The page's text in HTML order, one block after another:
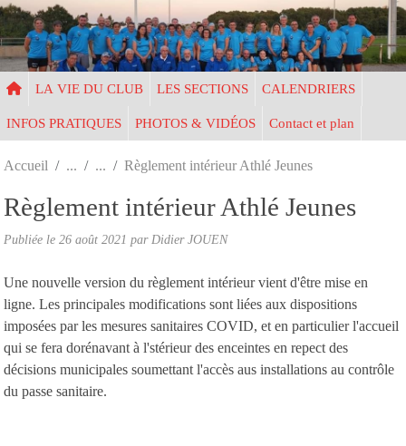
LA VIE DU CLUB LES SECTIONS CALENDRIERS
INFOS PRATIQUES PHOTOS & VIDÉOS Contact et plan
Accueil Règlement intérieur Athlé Jeunes
Règlement intérieur Athlé Jeunes
Publiée le 26 août 2021 par Didier JOUEN
Une nouvelle version du règlement intérieur vient d'être mise en
ligne. Les principales modifications sont liées aux dispositions
imposées par les mesures sanitaires COVID, et en particulier l'accueil
qui se fera dorénavant à l'stérieur des enceintes en repect des
décisions municipales soumettant l'accès aus installations au contrôle
du passe sanitaire.
Panneau de gestion des cookies